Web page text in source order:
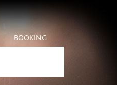
BOOKING